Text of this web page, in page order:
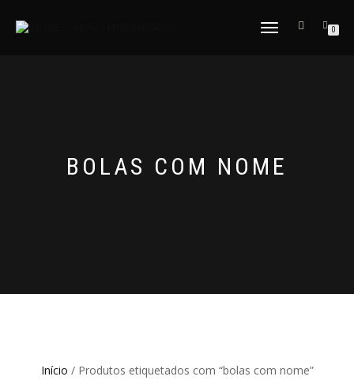
ALTERNAR
0
BOLAS COM NOME
Início / Produtos etiquetados com “bolas com nome”